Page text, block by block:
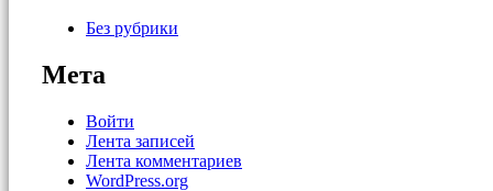
Без рубрики
Мета
Войти
Лента записей
Лента комментариев
WordPress.org